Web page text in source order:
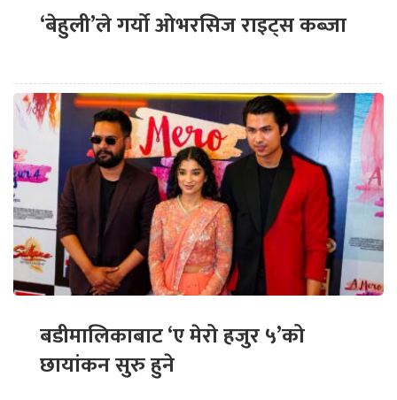
‘बेहुली’ले गर्यो ओभरसिज राइट्स कब्जा
बडीमालिकाबाट ‘ए मेरो हजुर ५’को
छायांकन सुरु हुने